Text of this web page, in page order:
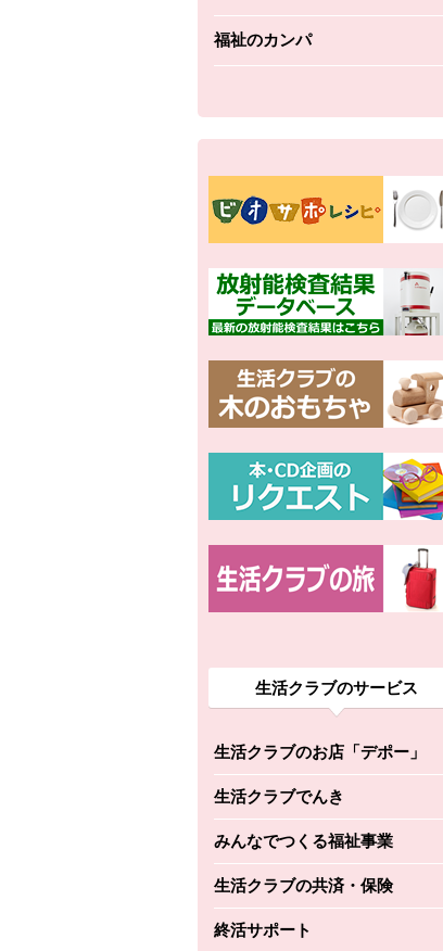
福祉のカンパ
生活クラブのサービス
生活クラブのお店「デポー」
別のウィンドウで開きます。
生活クラブでんき
別のウィンドウで開きます。
みんなでつくる福祉事業
別のウィンドウで開きます。
生活クラブの共済・保険
別のウィンドウで開きます。
終活サポート
別のウィンドウで開きます。